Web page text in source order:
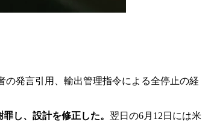
の発言引用、輸出管理指令による全停止の経
し、設計を修正した。 翌日の6月12日には米